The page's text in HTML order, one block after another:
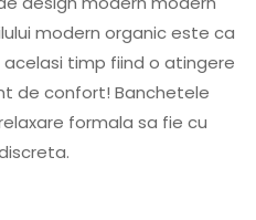
modern organic este ca
timp fiind o atingere
de confort! Banchetele
formala sa fie cu